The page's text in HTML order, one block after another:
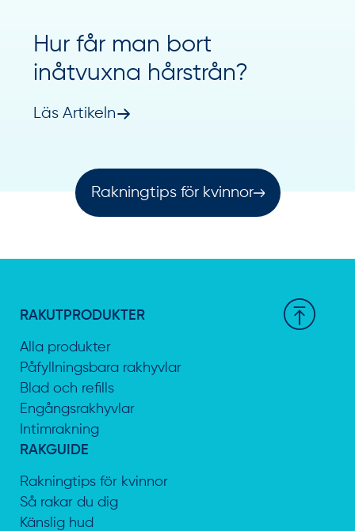
Hur får man bort
inåtvuxna hårstrån?
Läs Artikeln
Rakningtips för kvinnor
RAKUTPRODUKTER
Alla produkter
Påfyllningsbara rakhyvlar
Blad och refills
Engångsrakhyvlar
Intimrakning
RAKGUIDE
Rakningtips för kvinnor
Så rakar du dig
Känslig hud